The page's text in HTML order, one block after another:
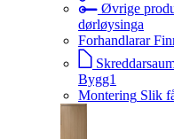
Øvrige
dørløysinga
Forhandlarar
Bygg1
Montering Slik